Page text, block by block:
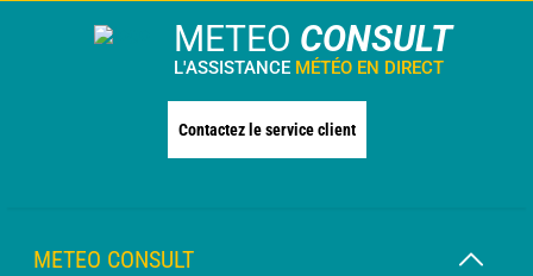
METEO CONSULT
L'ASSISTANCE MÉTÉO EN DIRECT
Contactez le service client
METEO CONSULT